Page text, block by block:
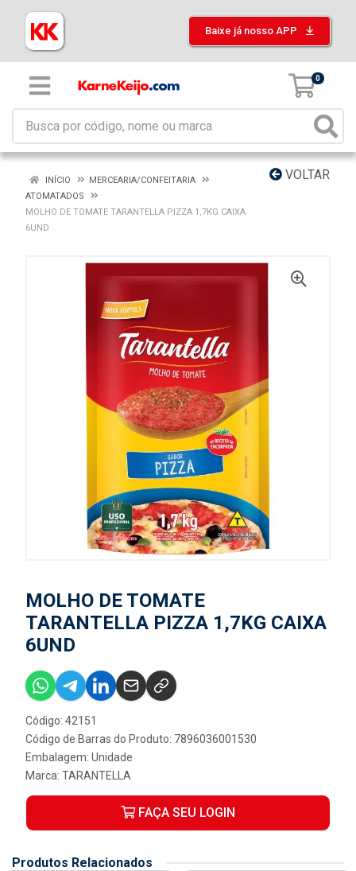
Baixe já nosso APP
0
VOLTAR
INÍCIO
MERCEARIA/CONFEITARIA
ATOMATADOS
MOLHO DE TOMATE TARANTELLA PIZZA 1,7KG CAIXA
6UND
MOLHO DE TOMATE
TARANTELLA PIZZA 1,7KG CAIXA
6UND
Código: 42151
Código de Barras do Produto: 7896036001530
Embalagem: Unidade
Marca: TARANTELLA
FAÇA SEU LOGIN
Produtos Relacionados